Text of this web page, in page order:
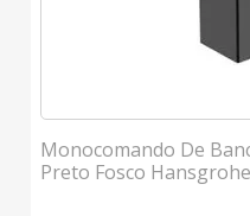
Monocomando De
Preto Fosco Hansgrohe